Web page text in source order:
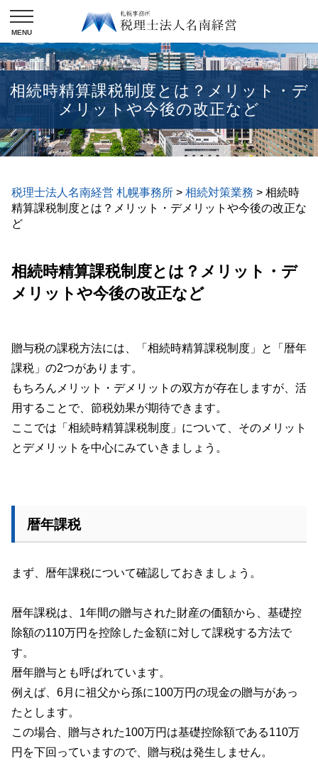
相続時精算課税制度とは？メリット・デ
メリットや今後の改正など
税理士法人名南経営 札幌事務所 > 相続対策業務 > 相続時
精算課税制度とは？メリット・デメリットや今後の改正な
ど
相続時精算課税制度とは？メリット・デ
メリットや今後の改正など
贈与税の課税方法には、「相続時精算課税制度」と「暦年
課税」の2つがあります。
もちろんメリット・デメリットの双方が存在しますが、活
用することで、節税効果が期待できます。
ここでは「相続時精算課税制度」について、そのメリット
とデメリットを中心にみていきましょう。
暦年課税
まず、暦年課税について確認しておきましょう。
暦年課税は、 1年間の贈与された財産の価額から、基礎控
除額の110万円を控除した金額に対して課税する方法で
す。
暦年贈与とも呼ばれています。
例えば、 6月に祖父から孫に100万円の現金の贈与があっ
たとします。
この場合、贈与された100万円は基礎控除額である110万
円を下回っていますので、贈与税は発生しません。